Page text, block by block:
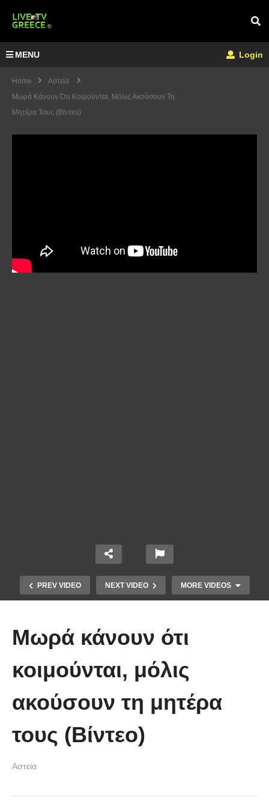
MENU Login
Home
Αστεία
Μωρά Κάνουν Ότι Κοιμούνται, Μόλις Ακούσουν Τη
Μητέρα Τους (Βίντεο)
PREV VIDEO NEXT VIDEO MORE VIDEOS
Απολαυστικοί Μέριλ Στριπ και Τομ
άλλον
Μωρά κάνουν ότι
κοιμούνται, μόλις
ακούσουν τη μητέρα
τους (Βίντεο)
Αστεία